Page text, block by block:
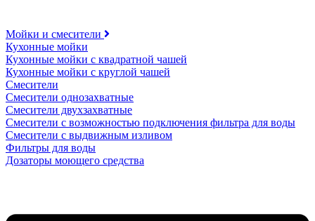
Мойки и смесители
Кухонные мойки
Кухонные мойки с квадратной чашей
Кухонные мойки с круглой чашей
Смесители
Смесители однозахватные
Смесители двухзахватные
Смесители с возможностью подключения фильтра для воды
Смесители с выдвижным изливом
Фильтры для воды
Дозаторы моющего средства